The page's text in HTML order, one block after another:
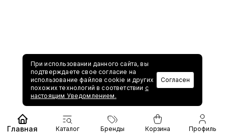
При использовании данного сайта, вы
подтверждаете свое согласие на
использование файлов cookie и других
похожих технологий в соответствии с
настоящим Уведомлением.
Согласен
Главная Каталог Бренды Корзина Профиль